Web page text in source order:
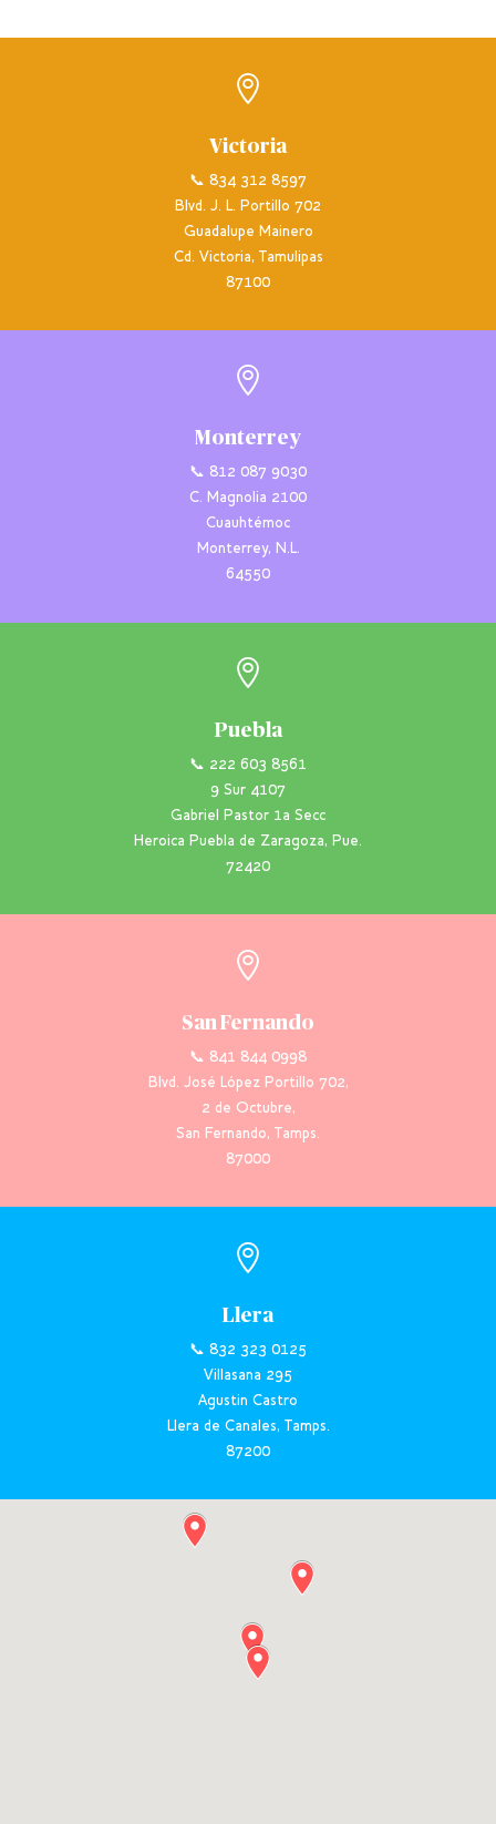

Victoria
📞 834 312 8597
Blvd. J. L. Portillo 702
Guadalupe Mainero
Cd. Victoria, Tamulipas
87100

Monterrey
📞 812 087 9030
C. Magnolia 2100
Cuauhtémoc
Monterrey, N.L.
64550

Puebla
📞 222 603 8561
9 Sur 4107
Gabriel Pastor 1a Secc
Heroica Puebla de Zaragoza, Pue.
72420

San Fernando
📞 841 844 0998
Blvd. José López Portillo 702,
2 de Octubre,
San Fernando, Tamps.
87000

Llera
📞 832 323 0125
Villasana 295
Agustin Castro
Llera de Canales, Tamps.
87200